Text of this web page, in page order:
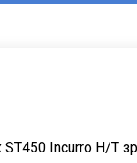
Incurro H/T